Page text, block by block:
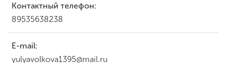
Контактный телефон:
89535638238
E-mail:
yulyavolkova1395@mail.ru